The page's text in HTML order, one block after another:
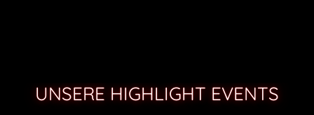
UNSERE HIGHLIGHT EVENTS